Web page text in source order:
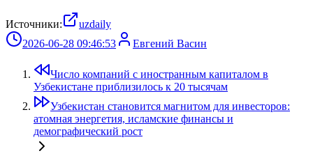
Источники:
uzdaily
2026-06-28 09:46:53
Евгений Васин
Число компаний с иностранным капиталом в
Узбекистане приблизилось к 20 тысячам
Узбекистан становится магнитом для инвесторов:
атомная энергетия, исламские финансы и
демографический рост